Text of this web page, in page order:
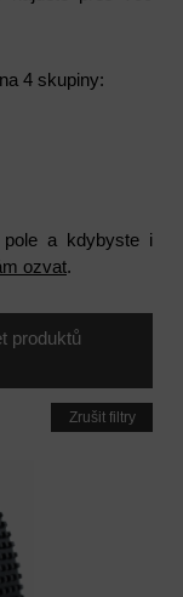
4 skupiny:
pole a kdybyste i
ozvat.
produktů
Zrušit filtry